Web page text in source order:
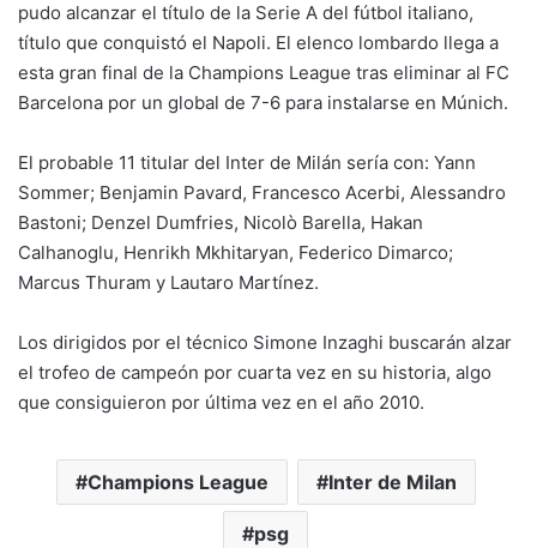
pudo alcanzar el título de la Serie A del fútbol italiano,
título que conquistó el Napoli. El elenco lombardo llega a
esta gran final de la Champions League tras eliminar al FC
Barcelona por un global de 7-6 para instalarse en Múnich.
El probable 11 titular del Inter de Milán sería con: Yann
Sommer; Benjamin Pavard, Francesco Acerbi, Alessandro
Bastoni; Denzel Dumfries, Nicolò Barella, Hakan
Calhanoglu, Henrikh Mkhitaryan, Federico Dimarco;
Marcus Thuram y Lautaro Martínez.
Los dirigidos por el técnico Simone Inzaghi buscarán alzar
el trofeo de campeón por cuarta vez en su historia, algo
que consiguieron por última vez en el año 2010.
Champions League Inter de Milan
psg